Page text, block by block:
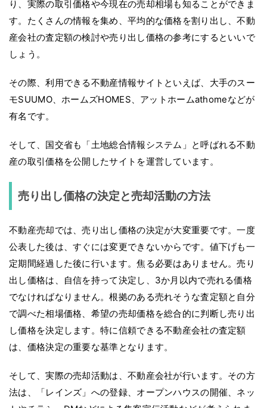
り、実際の取引価格や今現在の売却相場も知ることができま
す。たくさんの情報を集め、平均的な価格を割り出し、不動
産会社の査定額の検討や売り出し価格の参考にするといいで
しょう。
その際、利用できる不動産情報サイトといえば、大手のスー
モSUUMO、ホームズHOMES、アットホームathomeなどが
有名です。
そして、国交省も「土地総合情報システム」と呼ばれる不動
産の取引価格を公開したサイトを運営しています。
売り出し価格の決定と売却活動の方法
不動産売却では、売り出し価格の決定が大変重要です。一度
公表した後は、すぐには変更できないからです。値下げも一
定期間経過した後に行います。焦る必要はありません。売り
出し価格は、自信を持って決定し、3か月以内で売れる価格
でなければなりません。根拠のある売れそうな査定額と自分
で調べた相場価格、希望の売却価格を総合的に判断し売り出
し価格を決定します。特に信頼できる不動産会社の査定額
は、価格決定の重要な基準となります。
そして、実際の売却活動は、不動産会社が行います。その方
法は、「レインズ」への登録、オープンハウスの開催、ネッ